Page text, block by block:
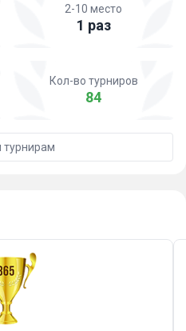
2-10 место
1 раз
Кол-во турниров
84
турнирам